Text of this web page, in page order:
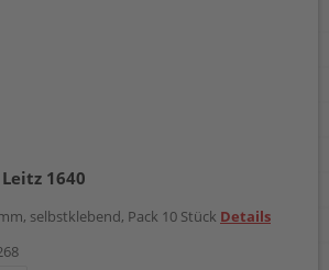
1640
selbstklebend, Pack 10 Stück Details